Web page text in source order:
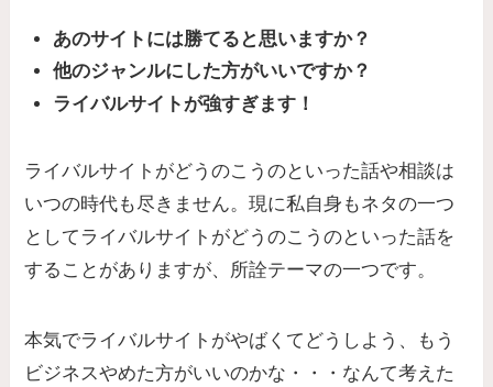
あのサイトには勝てると思いますか？
他のジャンルにした方がいいですか？
ライバルサイトが強すぎます！
ライバルサイトがどうのこうのといった話や相談は
いつの時代も尽きません。現に私自身もネタの一つ
としてライバルサイトがどうのこうのといった話を
することがありますが、所詮テーマの一つです。
本気でライバルサイトがやばくてどうしよう、もう
ビジネスやめた方がいいのかな・・・なんて考えた